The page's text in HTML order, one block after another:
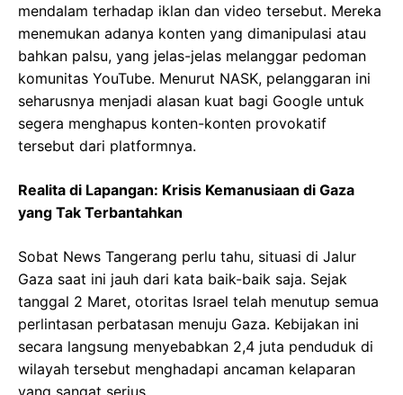
mendalam terhadap iklan dan video tersebut. Mereka
menemukan adanya konten yang dimanipulasi atau
bahkan palsu, yang jelas-jelas melanggar pedoman
komunitas YouTube. Menurut NASK, pelanggaran ini
seharusnya menjadi alasan kuat bagi Google untuk
segera menghapus konten-konten provokatif
tersebut dari platformnya.
Realita di Lapangan: Krisis Kemanusiaan di Gaza
yang Tak Terbantahkan
Sobat News Tangerang perlu tahu, situasi di Jalur
Gaza saat ini jauh dari kata baik-baik saja. Sejak
tanggal 2 Maret, otoritas Israel telah menutup semua
perlintasan perbatasan menuju Gaza. Kebijakan ini
secara langsung menyebabkan 2,4 juta penduduk di
wilayah tersebut menghadapi ancaman kelaparan
yang sangat serius.